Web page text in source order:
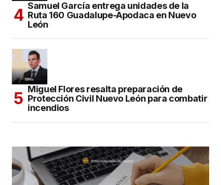
Samuel García entrega unidades de la
Ruta 160 Guadalupe-Apodaca en Nuevo
León
Miguel Flores resalta preparación de
Protección Civil Nuevo León para combatir
incendios